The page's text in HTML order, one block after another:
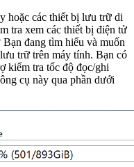
hoặc các thiết bị lưu trữ di
tra xem các thiết bị điện tử
đang tìm hiểu và muốn
trữ trên máy tính. Bạn có
kiểm tra tốc độ đọc/ghi
cụ này qua phần dưới